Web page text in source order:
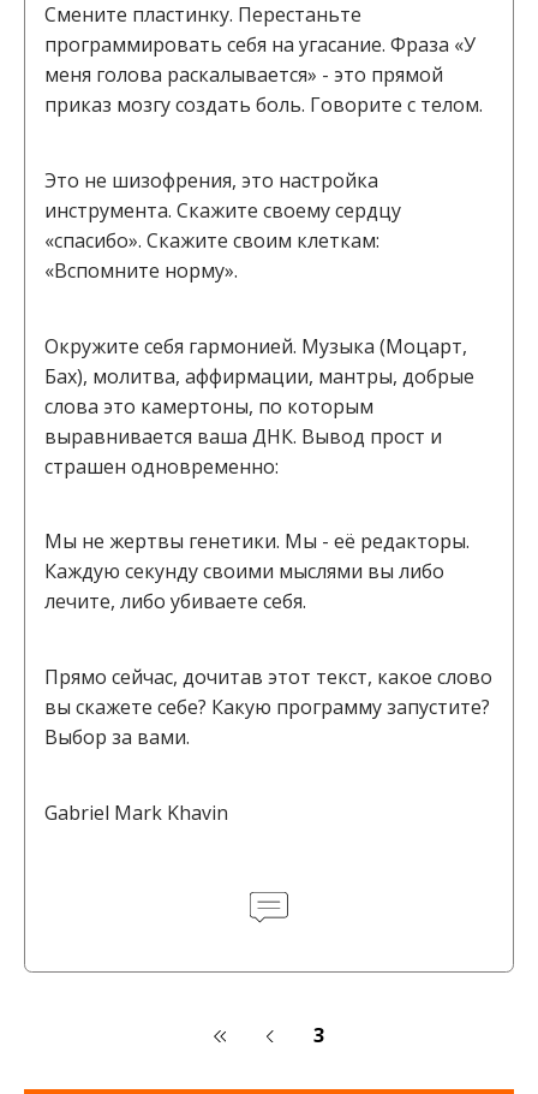
Смените пластинку. Перестаньте
программировать себя на угасание. Фраза «У
меня голова раскалывается» - это прямой
приказ мозгу создать боль. Говорите с телом.
Это не шизофрения, это настройка
инструмента. Скажите своему сердцу
«спасибо». Скажите своим клеткам:
«Вспомните норму».
Окружите себя гармонией. Музыка (Моцарт,
Бах), молитва, аффирмации, мантры, добрые
слова это камертоны, по которым
выравнивается ваша ДНК. Вывод прост и
страшен одновременно:
Мы не жертвы генетики. Мы - её редакторы.
Каждую секунду своими мыслями вы либо
лечите, либо убиваете себя.
Прямо сейчас, дочитав этот текст, какое слово
вы скажете себе? Какую программу запустите?
Выбор за вами.
Gabriel Mark Khavin
3